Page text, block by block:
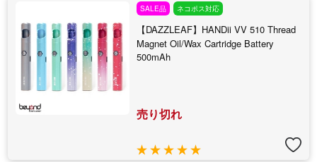
SALE品 ネコポス対応
【DAZZLEAF】HANDii VV 510 Thread
Magnet Oil/Wax Cartridge Battery
500mAh
売り切れ